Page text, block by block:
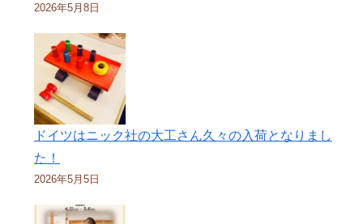
2026年5月8日
ドイツはニック社の大工さん久々の入荷となりまし
た！
2026年5月5日